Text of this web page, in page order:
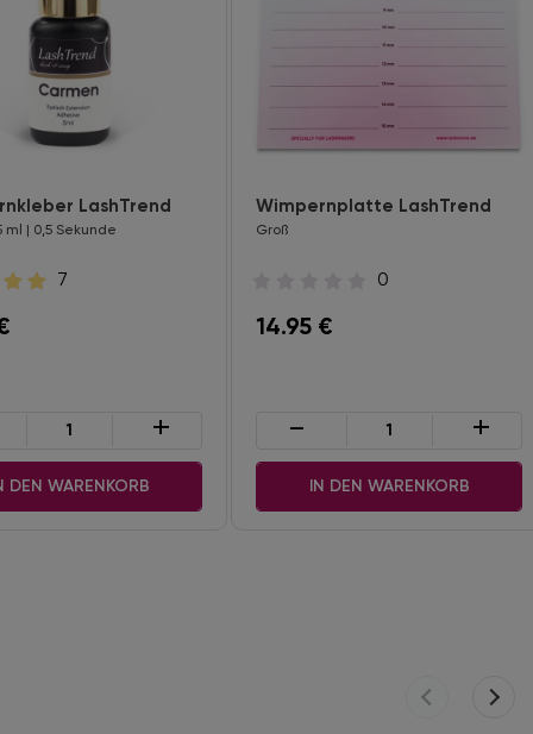
LashTrend
ml | 0,5 Sekunde
7
+
DEN WARENKORB
Wimpernplatte LashTrend
Groß
0
14.95 €
- +
IN DEN WARENKORB